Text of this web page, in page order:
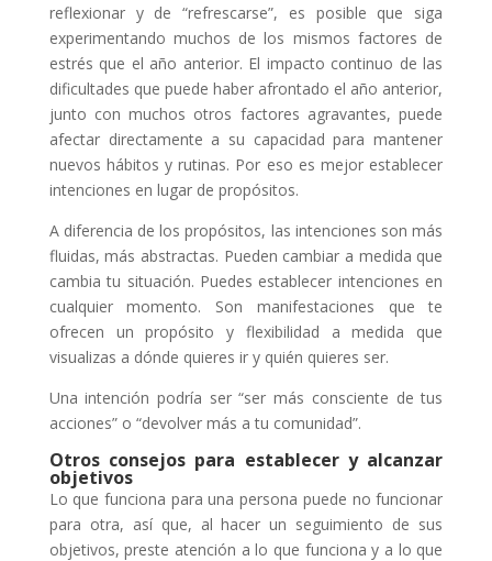
reflexionar y de “refrescarse”, es posible que siga
experimentando muchos de los mismos factores de
estrés que el año anterior. El impacto continuo de las
dificultades que puede haber afrontado el año anterior,
junto con muchos otros factores agravantes, puede
afectar directamente a su capacidad para mantener
nuevos hábitos y rutinas. Por eso es mejor establecer
intenciones en lugar de propósitos.
A diferencia de los propósitos, las intenciones son más
fluidas, más abstractas. Pueden cambiar a medida que
cambia tu situación. Puedes establecer intenciones en
cualquier momento. Son manifestaciones que te
ofrecen un propósito y flexibilidad a medida que
visualizas a dónde quieres ir y quién quieres ser.
Una intención podría ser “ser más consciente de tus
acciones” o “devolver más a tu comunidad”.
Otros consejos para establecer y alcanzar
objetivos
Lo que funciona para una persona puede no funcionar
para otra, así que, al hacer un seguimiento de sus
objetivos, preste atención a lo que funciona y a lo que